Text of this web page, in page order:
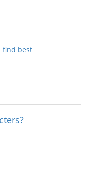
find best